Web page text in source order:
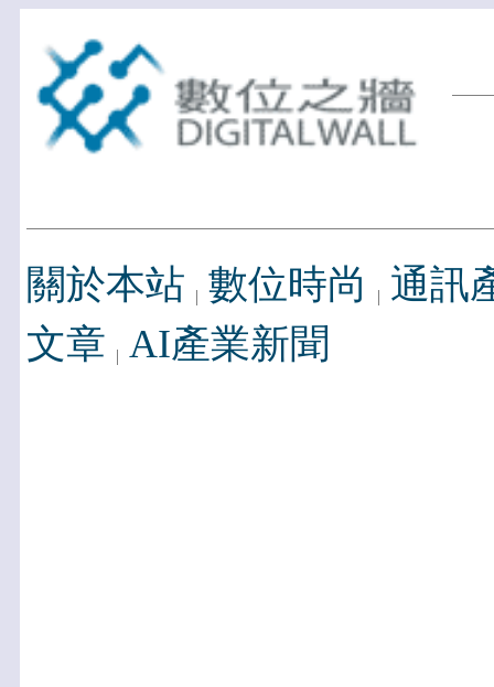
關於本站 數位時尚
通訊
文章 AI產業新聞